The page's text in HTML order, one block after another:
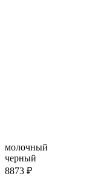
молочный
черный
8873 ₽